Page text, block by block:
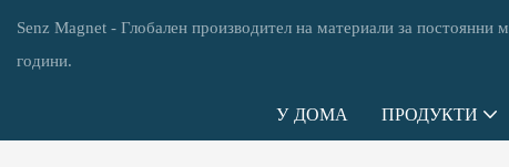
Senz Magnet - Глобален производител на материали за постоянни
години.
У ДОМА ПРОДУКТИ